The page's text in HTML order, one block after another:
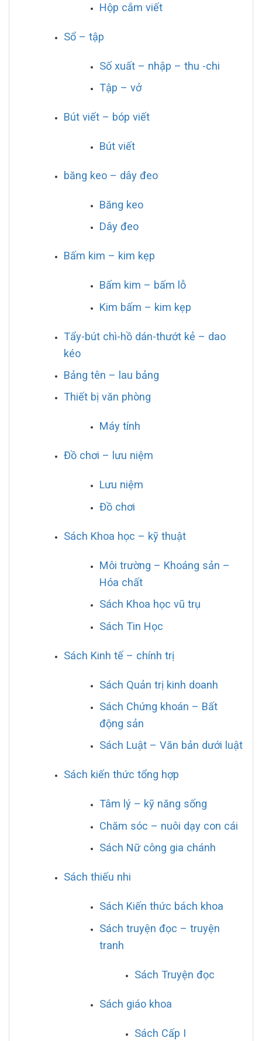
Hộp cắm viết
Sổ – tập
Số xuất – nhập – thu -chi
Tập – vở
Bút viết – bóp viết
Bút viết
băng keo – dây đeo
Băng keo
Dây đeo
Bấm kim – kim kẹp
Bấm kim – bấm lỗ
Kim bấm – kim kẹp
Tẩy-bút chì-hồ dán-thướt kẻ – dao
kéo
Bảng tên – lau bảng
Thiết bị văn phòng
Máy tính
Đồ chơi – lưu niệm
Lưu niệm
Đồ chơi
Sách Khoa học – kỹ thuật
Môi trường – Khoáng sản –
Hóa chất
Sách Khoa học vũ trụ
Sách Tin Học
Sách Kinh tế – chính trị
Sách Quản trị kinh doanh
Sách Chứng khoán – Bất
động sản
Sách Luật – Văn bản dưới luật
Sách kiến thức tổng hợp
Tâm lý – kỹ năng sống
Chăm sóc – nuôi dạy con cái
Sách Nữ công gia chánh
Sách thiếu nhi
Sách Kiến thức bách khoa
Sách truyện đọc – truyện
tranh
Sách Truyện đọc
Sách giáo khoa
Sách Cấp I